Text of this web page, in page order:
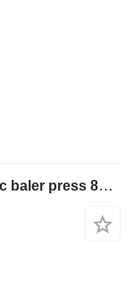
Bartontech compactor semi-automatic baler press 800 Cross